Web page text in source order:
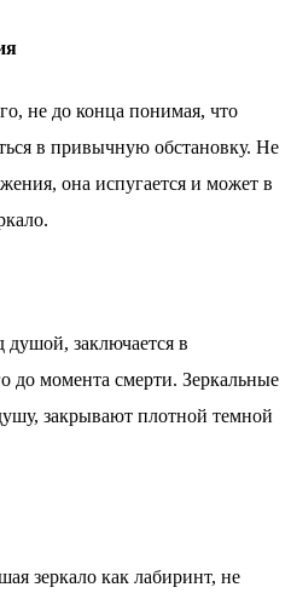
не до конца понимая, что
в привычную обстановку. Не
она испугается и может в
душой, заключается в
до момента смерти. Зеркальные
закрывают плотной темной
зеркало как лабиринт, не